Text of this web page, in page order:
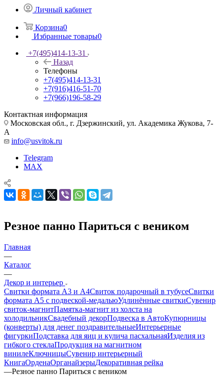
Личный кабинет
Корзина0
Избранные товары0
+7(495)414-13-31
Назад
Телефоны
+7(495)414-13-31
+7(916)416-51-70
+7(966)196-58-29
Контактная информация
Московская обл., г. Дзержинский, ул. Академика Жукова, 7-
А
info@usvitok.ru
Telegram
MAX
Резное панно Париться с веником
Главная
—
Каталог
—
Декор и интерьер
Свитки формата А3 и А4Свиток подарочный в тубусеСвитки
формата А5 с подвеской-медальюУдлинённые свиткиСувенир
свиток-магнитПамятка-магнит из холста на
холодильникСвадебный декорПодвеска в АвтоКупюрницы
(конверты) для денег поздравительныеИнтерьерные
фигуркиПодставка для яиц и кулича пасхальнаяИзделия из
гибкого стеклаПродукция на магнитном
винилеКлючницыСувенир интерьерный
КнигаОрденаОрганайзерыДекоративная рейка
—Резное панно Париться с веником